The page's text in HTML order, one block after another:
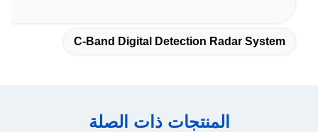
C-Band Digital Detection Radar System
المنتجات ذات الصلة